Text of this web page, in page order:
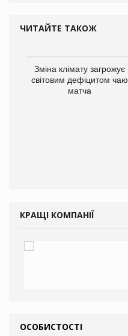
ЧИТАЙТЕ ТАКОЖ
Зміна клімату загрожує
світовим дефіцитом чаю
матча
КРАЩІ КОМПАНІЇ
ОСОБИСТОСТІ